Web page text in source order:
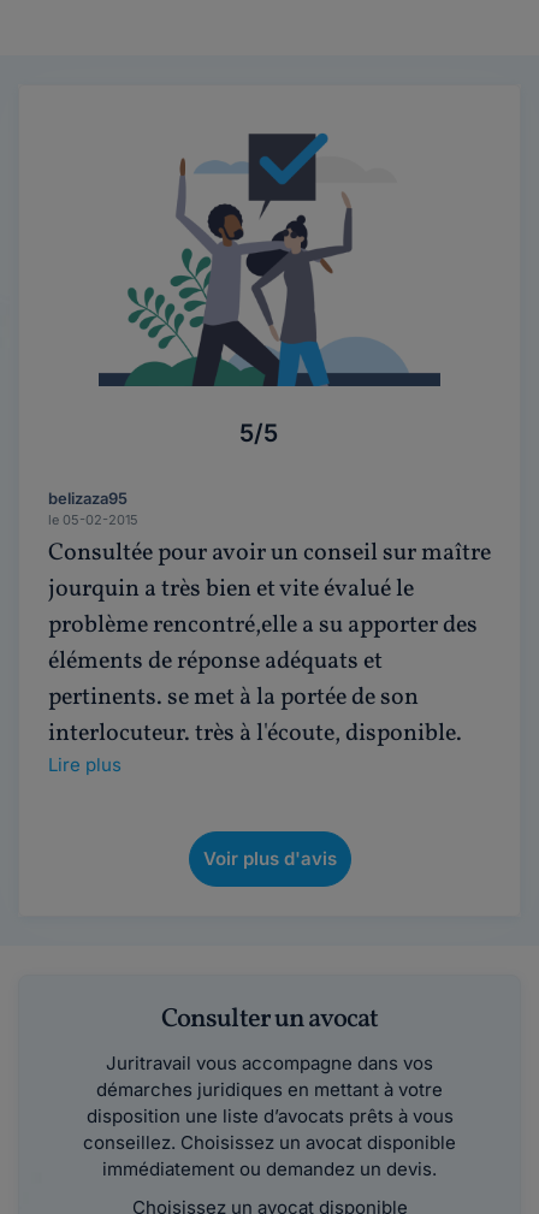
5/5
belizaza95
le 05-02-2015
Consultée pour avoir un conseil sur maître
jourquin a très bien et vite évalué le
problème rencontré,elle a su apporter des
éléments de réponse adéquats et
pertinents. se met à la portée de son
interlocuteur. très à l'écoute, disponible.
Lire plus
Voir plus d'avis
Consulter un avocat
Juritravail vous accompagne dans vos
démarches juridiques en mettant à votre
disposition une liste d’avocats prêts à vous
conseillez. Choisissez un avocat disponible
immédiatement ou demandez un devis.
Choisissez un avocat disponible